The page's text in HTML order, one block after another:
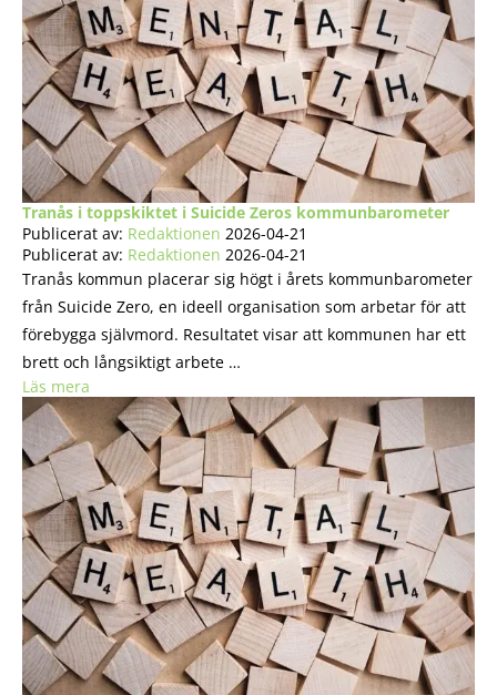
Tranås i toppskiktet i Suicide Zeros kommunbarometer
Publicerat av: Redaktionen 2026-04-21
Publicerat av: Redaktionen 2026-04-21
Tranås kommun placerar sig högt i årets kommunbarometer
från Suicide Zero, en ideell organisation som arbetar för att
förebygga självmord. Resultatet visar att kommunen har ett
brett och långsiktigt arbete …
Läs mera